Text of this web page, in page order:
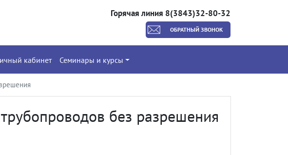
Горячая линия 8(3843)32-80-32
ОБРАТНЫЙ ЗВОНОК
кабинет Семинары и курсы
без разрешения